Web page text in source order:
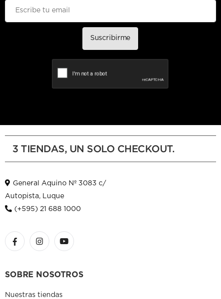
Suscribirme
3 TIENDAS, UN SOLO CHECKOUT.
General Aquino Nº 3083 c/
Autopista, Luque
(+595) 21 688 1000
SOBRE NOSOTROS
Nuestras tiendas